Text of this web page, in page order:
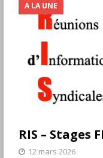
RIS – Stages
A LA UNE
12 mars 2026